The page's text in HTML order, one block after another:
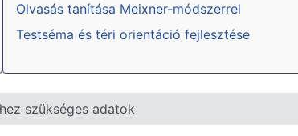
Olvasás tanítása Meixner-módszerrel
Testséma és téri orientáció fejlesztése
szükséges adatok